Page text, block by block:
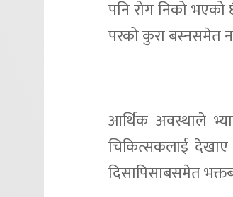
पनि रोग निको
परको कुरा बस्नसमेत
आर्थिक अवस्थाले
चिकित्सकलाई
दिसापिसाबसमेत